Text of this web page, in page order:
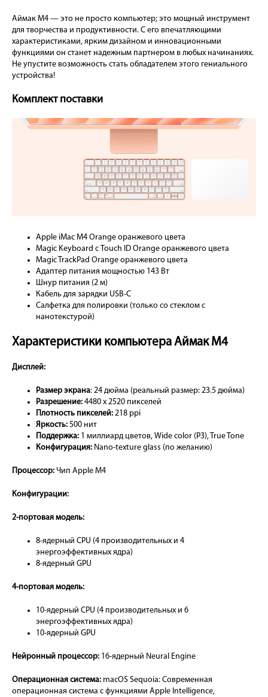
Аймак М4 — это не просто компьютер; это мощный инструмент
для творчества и продуктивности. С его впечатляющими
характеристиками, ярким дизайном и инновационными
функциями он станет надежным партнером в любых начинаниях.
Не упустите возможность стать обладателем этого гениального
устройства!
Комплект поставки
Apple iMac M4 Orange оранжевого цвета
Magic Keyboard с Touch ID Orange оранжевого цвета
Magic TrackPad Orange оранжевого цвета
Адаптер питания мощностью 143 Вт
Шнур питания (2 м)
Кабель для зарядки USB-C
Салфетка для полировки (только со стеклом с
нанотекстурой)
Характеристики компьютера Аймак М4
Дисплей:
Размер экрана: 24 дюйма (реальный размер: 23.5 дюйма)
Разрешение: 4480 x 2520 пикселей
Плотность пикселей: 218 ppi
Яркость: 500 нит
Поддержка: 1 миллиард цветов, Wide color (P3), True Tone
Конфигурация: Nano-texture glass (по желанию)
Процессор: Чип Apple M4
Конфигурации:
2-портовая модель:
8-ядерный CPU (4 производительных и 4
энергоэффективных ядра)
8-ядерный GPU
4-портовая модель:
10-ядерный CPU (4 производительных и 6
энергоэффективных ядра)
10-ядерный GPU
Нейронный процессор: 16-ядерный Neural Engine
Операционная система: macOS Sequoia: Современная
операционная система с функциями Apple Intelligence,